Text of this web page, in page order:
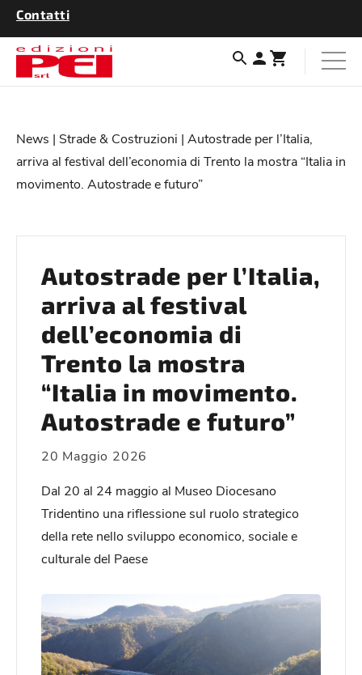
Contatti
News | Strade & Costruzioni | Autostrade per l’Italia,
arriva al festival dell’economia di Trento la mostra “Italia in
movimento. Autostrade e futuro”
Autostrade per l’Italia,
arriva al festival
dell’economia di
Trento la mostra
“Italia in movimento.
Autostrade e futuro”
20 Maggio 2026
Dal 20 al 24 maggio al Museo Diocesano
Tridentino una riflessione sul ruolo strategico
della rete nello sviluppo economico, sociale e
culturale del Paese